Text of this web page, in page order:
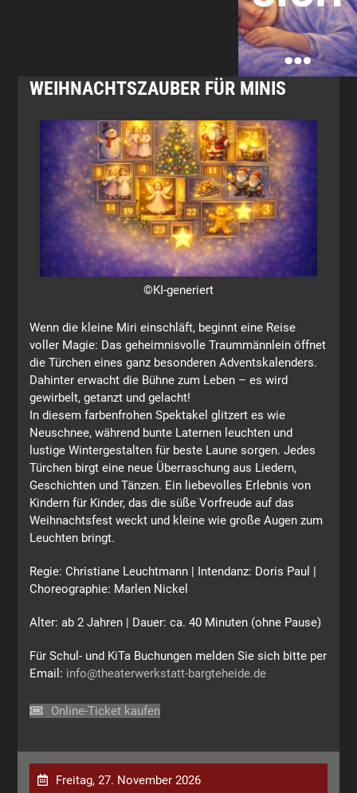
…
WEIHNACHTSZAUBER FÜR MINIS
©KI-generiert
Wenn die kleine Miri einschläft, beginnt eine Reise
voller Magie: Das geheimnisvolle Traummännlein öffnet
die Türchen eines ganz besonderen Adventskalenders.
Dahinter erwacht die Bühne zum Leben – es wird
gewirbelt, getanzt und gelacht!
In diesem farbenfrohen Spektakel glitzert es wie
Neuschnee, während bunte Laternen leuchten und
lustige Wintergestalten für beste Laune sorgen. Jedes
Türchen birgt eine neue Überraschung aus Liedern,
Geschichten und Tänzen. Ein liebevolles Erlebnis von
Kindern für Kinder, das die süße Vorfreude auf das
Weihnachtsfest weckt und kleine wie große Augen zum
Leuchten bringt.
Regie: Christiane Leuchtmann | Intendanz: Doris Paul |
Choreographie: Marlen Nickel
Alter: ab 2 Jahren | Dauer: ca. 40 Minuten (ohne Pause)
Für Schul- und KiTa Buchungen melden Sie sich bitte per
Email: info@theaterwerkstatt-bargteheide.de
Online-Ticket kaufen
Freitag, 27. November 2026